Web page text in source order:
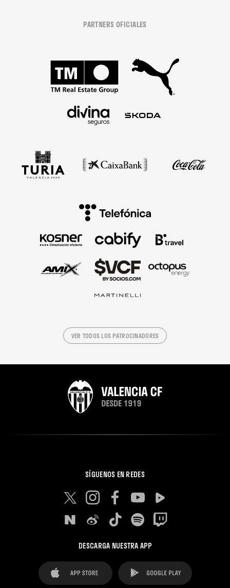
PARTNERS OFICIALES
VER TODOS LOS PATROCINADORES
SÍGUENOS EN REDES
DESCARGA NUESTRA APP